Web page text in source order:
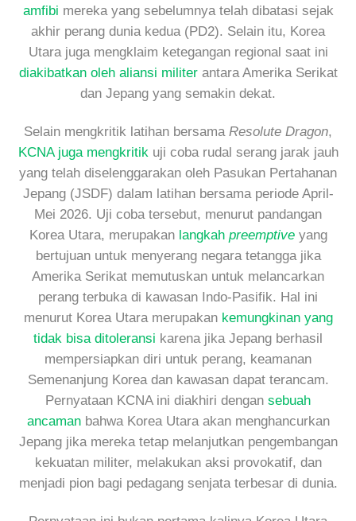
amfibi mereka yang sebelumnya telah dibatasi sejak
akhir perang dunia kedua (PD2). Selain itu, Korea
Utara juga mengklaim ketegangan regional saat ini
diakibatkan oleh aliansi militerantara Amerika Serikat
dan Jepang yang semakin dekat.
Selain mengkritik latihan bersama Resolute Dragon,
KCNA juga mengkritikuji coba rudal serang jarak jauh
yang telah diselenggarakan oleh Pasukan Pertahanan
Jepang (JSDF) dalam latihan bersama periode April-
Mei 2026. Uji coba tersebut, menurut pandangan
Korea Utara, merupakan langkah preemptiveyang
bertujuan untuk menyerang negara tetangga jika
Amerika Serikat memutuskan untuk melancarkan
perang terbuka di kawasan Indo-Pasifik. Hal ini
menurut Korea Utara merupakan kemungkinan yang
tidak bisa ditoleransi karena jika Jepang berhasil
mempersiapkan diri untuk perang, keamanan
Semenanjung Korea dan kawasan dapat terancam.
Pernyataan KCNA ini diakhiri dengan sebuah
ancamanbahwa Korea Utara akan menghancurkan
Jepang jika mereka tetap melanjutkan pengembangan
kekuatan militer, melakukan aksi provokatif, dan
menjadi pion bagi pedagang senjata terbesar di dunia.